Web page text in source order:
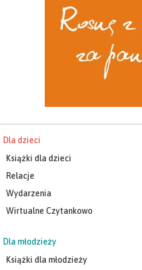
Dla dzieci
Książki dla dzieci
Relacje
Wydarzenia
Wirtualne Czytankowo
Dla młodzieży
Książki dla młodzieży